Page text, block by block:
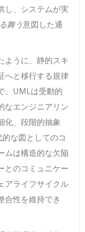
、システムが実
舞う意図した通
ように、静的スキ
へと移行する規律
、UMLは受動的
なエンジニアリン
化、段階的抽象
な図としてのコ
ムは構造的な欠陥
とのコミュニケー
アライフサイクル
合性を維持でき